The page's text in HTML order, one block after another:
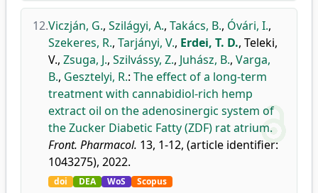
12.Viczján, G., Szilágyi, A., Takács, B., Óvári, I.,
Szekeres, R., Tarjányi, V., Erdei, T. D., Teleki,
V., Zsuga, J., Szilvássy, Z., Juhász, B., Varga,
B., Gesztelyi, R.: The effect of a long-term
treatment with cannabidiol-rich hemp
extract oil on the adenosinergic system of
the Zucker Diabetic Fatty (ZDF) rat atrium.
Front. Pharmacol. 13, 1-12, (article identifier:
1043275), 2022.
doi DEA WoS Scopus